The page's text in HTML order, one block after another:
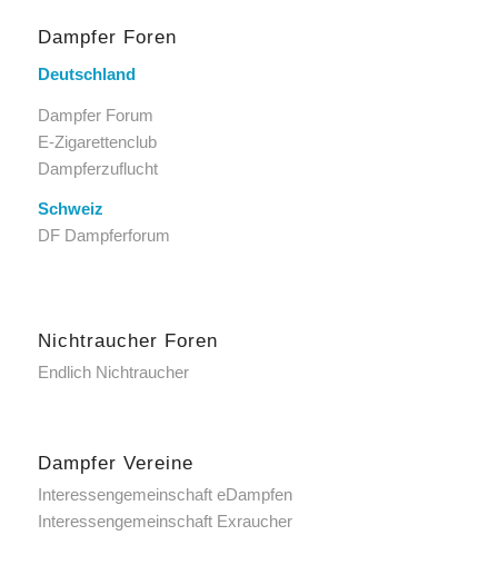
Dampfer Foren
Deutschland
Dampfer Forum
E-Zigarettenclub
Dampferzuflucht
Schweiz
DF Dampferforum
Nichtraucher Foren
Endlich Nichtraucher
Dampfer Vereine
Interessengemeinschaft eDampfen
Interessengemeinschaft Exraucher